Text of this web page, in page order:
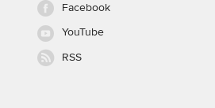
Facebook
YouTube
RSS